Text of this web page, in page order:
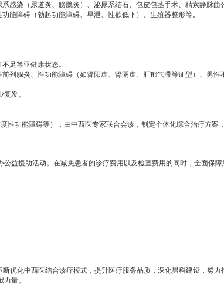
染（尿道炎、膀胱炎）、泌尿系结石、包皮包茎手术、精索静脉曲
障碍（勃起功能障碍、早泄、性欲低下）、生殖器整形等。
足等亚健康状态。
腺炎、性功能障碍（如肾阳虚、肾阴虚、肝郁气滞等证型）、男性
发。
功能障碍等），由中西医专家联合会诊，制定个体化综合治疗方案
益援助活动。在减免患者的诊疗费用以及检查费用的同时，全面保
优化中西医结合诊疗模式，提升医疗服务品质，深化男科建设，努力
量。